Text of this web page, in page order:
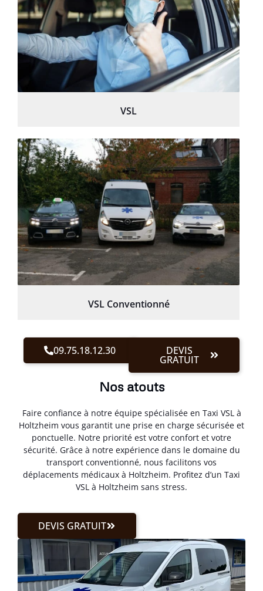
VSL
VSL Conventionné
09.75.18.12.30 DEVIS
GRATUIT
Nos atouts
Faire confiance à notre équipe spécialisée en Taxi VSL à
Holtzheim vous garantit une prise en charge sécurisée et
ponctuelle. Notre priorité est votre confort et votre
sécurité. Grâce à notre expérience dans le domaine du
transport conventionné, nous facilitons vos
déplacements médicaux à Holtzheim. Profitez d’un Taxi
VSL à Holtzheim sans stress.
DEVIS GRATUIT